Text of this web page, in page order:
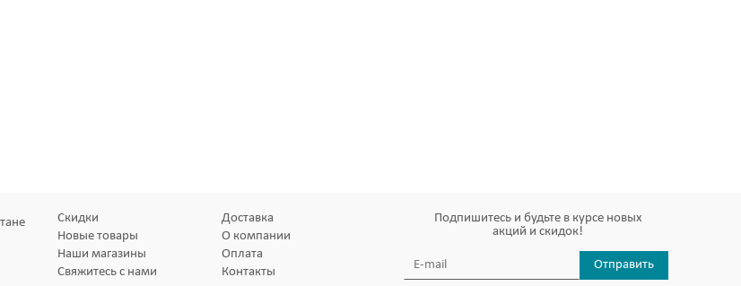
Скидки
Новые товары
Наши магазины
Свяжитесь с нами
Доставка
О компании
Оплата
Контакты
Подпишитесь и будьте в курсе новых
акций и скидок!
Отправить